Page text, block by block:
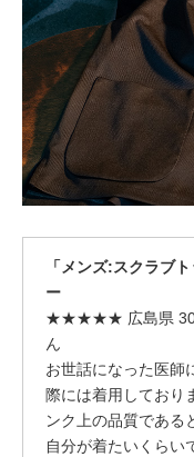
「メンズ:スクラブ
ー
★★★★★ 広島県 30
ん
お世話になった医師
際には着用しており
ンク上の品質である
自分が着たいくらい